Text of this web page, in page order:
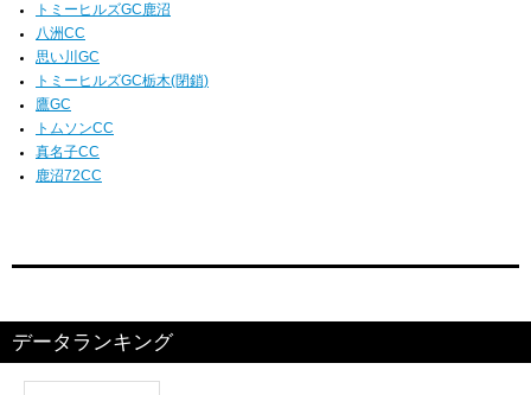
トミーヒルズGC鹿沼
八洲CC
思い川GC
トミーヒルズGC栃木(閉鎖)
鷹GC
トムソンCC
真名子CC
鹿沼72CC
データランキング